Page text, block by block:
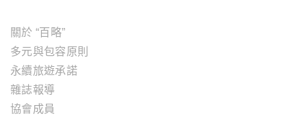
關於 “百略”
多元與包容原則
永續旅遊承諾
雜誌報導
協會成員